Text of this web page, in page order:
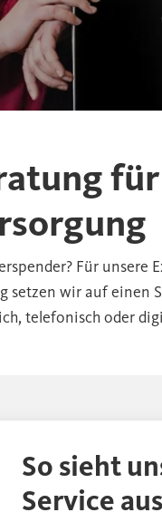
Für unsere
setzen wir auf einen
telefonisch oder
So sieht
Service